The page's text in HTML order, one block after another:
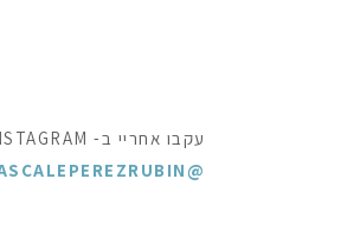
עקבו אחריי ב- INSTAGRAM
@PASCALEPEREZRUBIN